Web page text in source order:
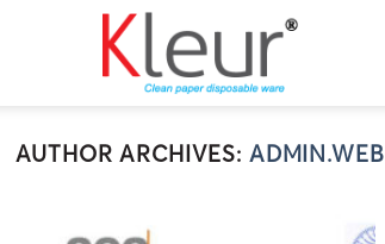
AUTHOR ARCHIVES: ADMIN.WEB